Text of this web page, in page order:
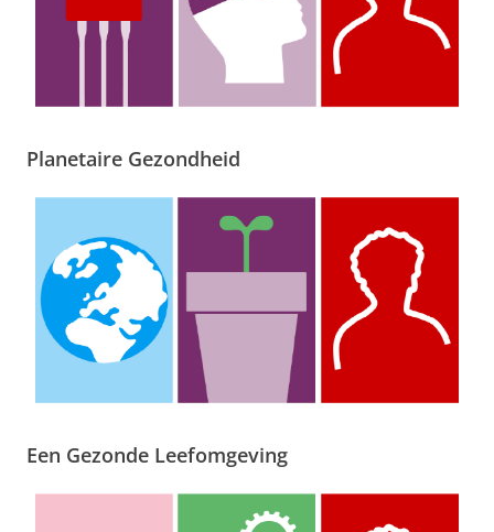
Planetaire Gezondheid
Een Gezonde Leefomgeving